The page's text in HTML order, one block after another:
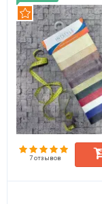
Рекомендуем
7 отзывов